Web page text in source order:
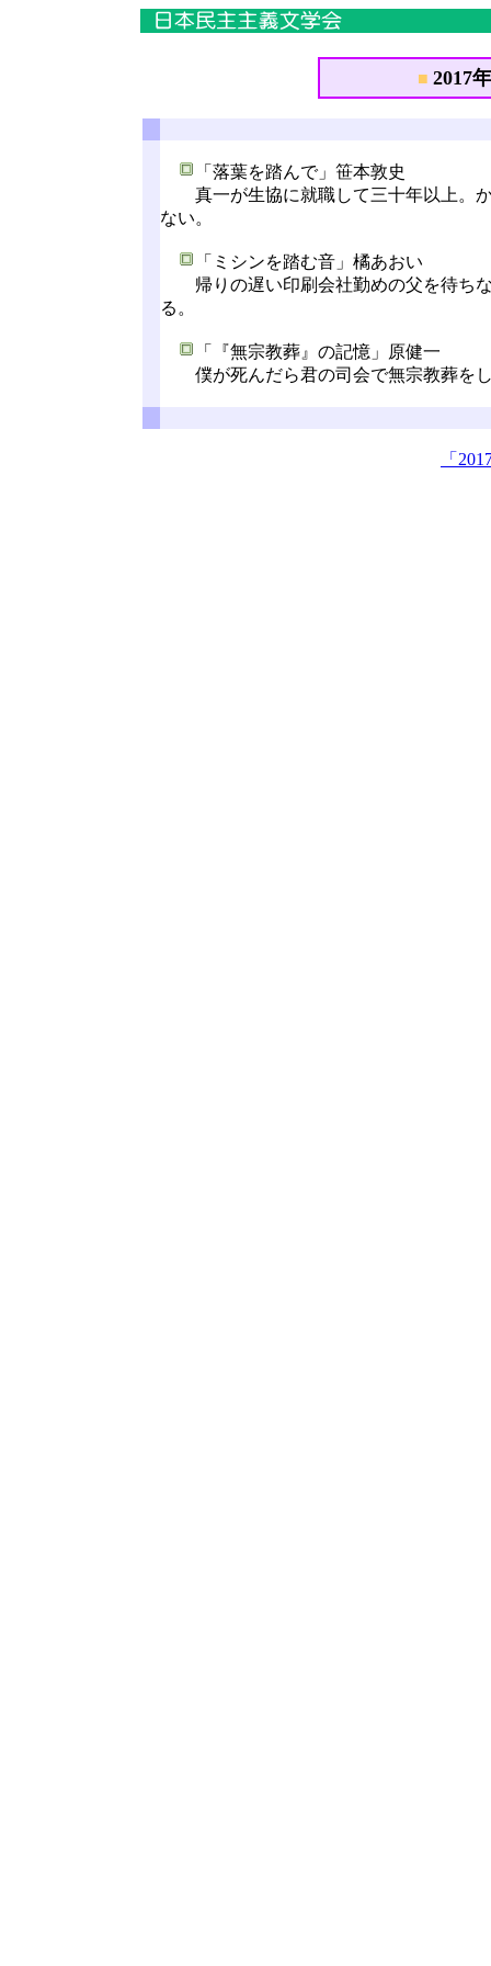
■ 2017
「落葉を踏んで」笹本敦史
真一が生協に就職して三十年以上。か
ない。
「ミシンを踏む音」橘あおい
帰りの遅い印刷会社勤めの父を待ちな
る。
「『無宗教葬』の記憶」原健一
僕が死んだら君の司会で無宗教葬をし
「